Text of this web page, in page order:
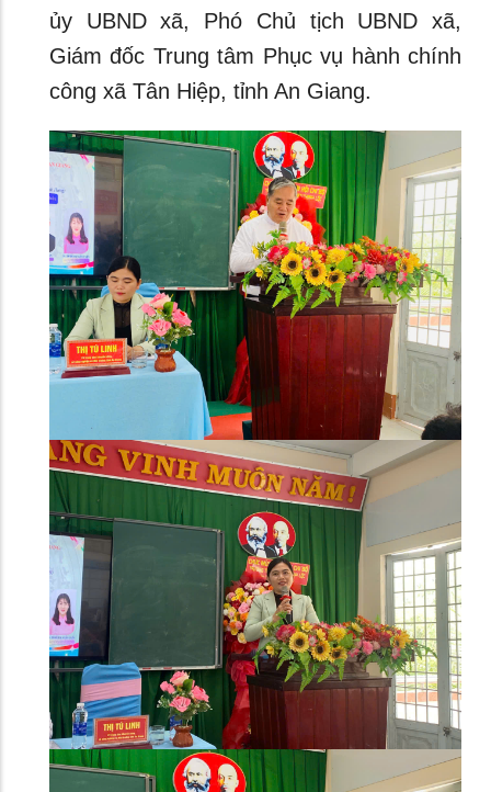
ủy UBND xã, Phó Chủ tịch UBND xã,
Giám đốc Trung tâm Phục vụ hành chính
công xã Tân Hiệp, tỉnh An Giang.